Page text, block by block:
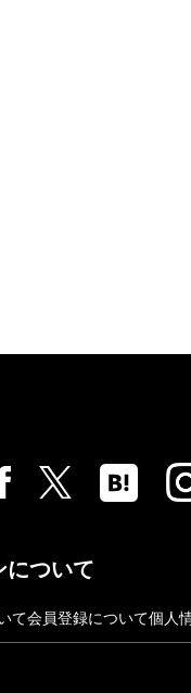
について
て会員登録について個人